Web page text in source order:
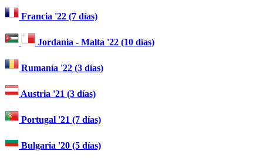
Francia '22 (7 días)
Jordania - Malta '22 (10 días)
Rumanía '22 (3 días)
Austria '21 (3 días)
Portugal '21 (7 días)
Bulgaria '20 (5 días)